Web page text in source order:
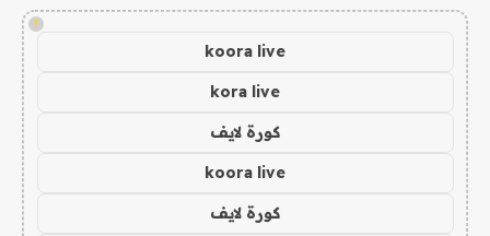
!
koora live
kora live
كورة لايف
koora live
كورة لايف